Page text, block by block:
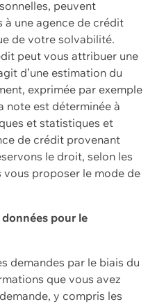
peuvent
à une agence de crédit
de votre solvabilité.
peut vous attribuer une
d’une estimation du
exprimée par exemple
note est déterminée à
et statistiques et
de crédit provenant
le droit, selon les
vous proposer le mode de
pour le
demandes par le biais du
que vous avez
y compris les